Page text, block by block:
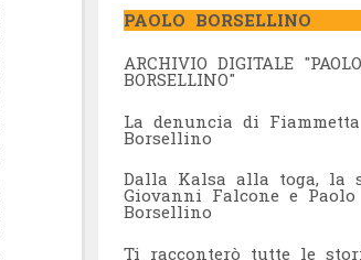
PAOLO BORSELLINO
ARCHIVIO DIGITALE "PAOLO
BORSELLINO"
La denuncia di Fiammetta
Borsellino
Dalla Kalsa alla toga, la
Giovanni Falcone e Paolo
Borsellino
Ti racconterò tutte le